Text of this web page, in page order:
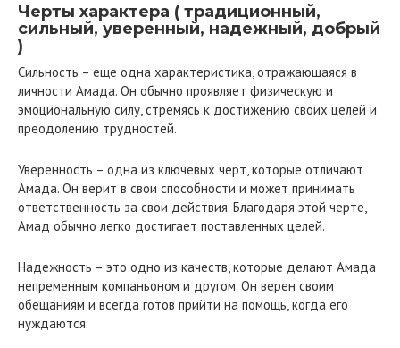
Черты характера ( традиционный,
сильный, уверенный, надежный, добрый
)
Сильность – еще одна характеристика, отражающаяся в
личности Амада. Он обычно проявляет физическую и
эмоциональную силу, стремясь к достижению своих целей и
преодолению трудностей.
Уверенность – одна из ключевых черт, которые отличают
Амада. Он верит в свои способности и может принимать
ответственность за свои действия. Благодаря этой черте,
Амад обычно легко достигает поставленных целей.
Надежность – это одно из качеств, которые делают Амада
непременным компаньоном и другом. Он верен своим
обещаниям и всегда готов прийти на помощь, когда его
нуждаются.